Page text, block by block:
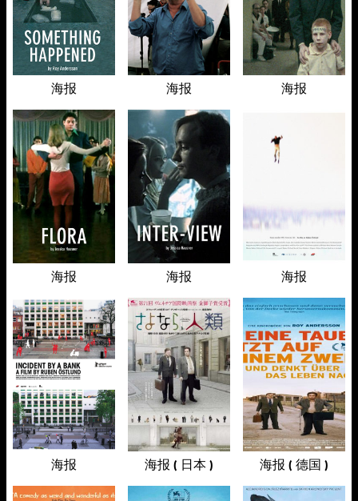
海报 海报 海报
海报 海报 海报
海报 海报 ( 日本 ) 海报 ( 德国 )